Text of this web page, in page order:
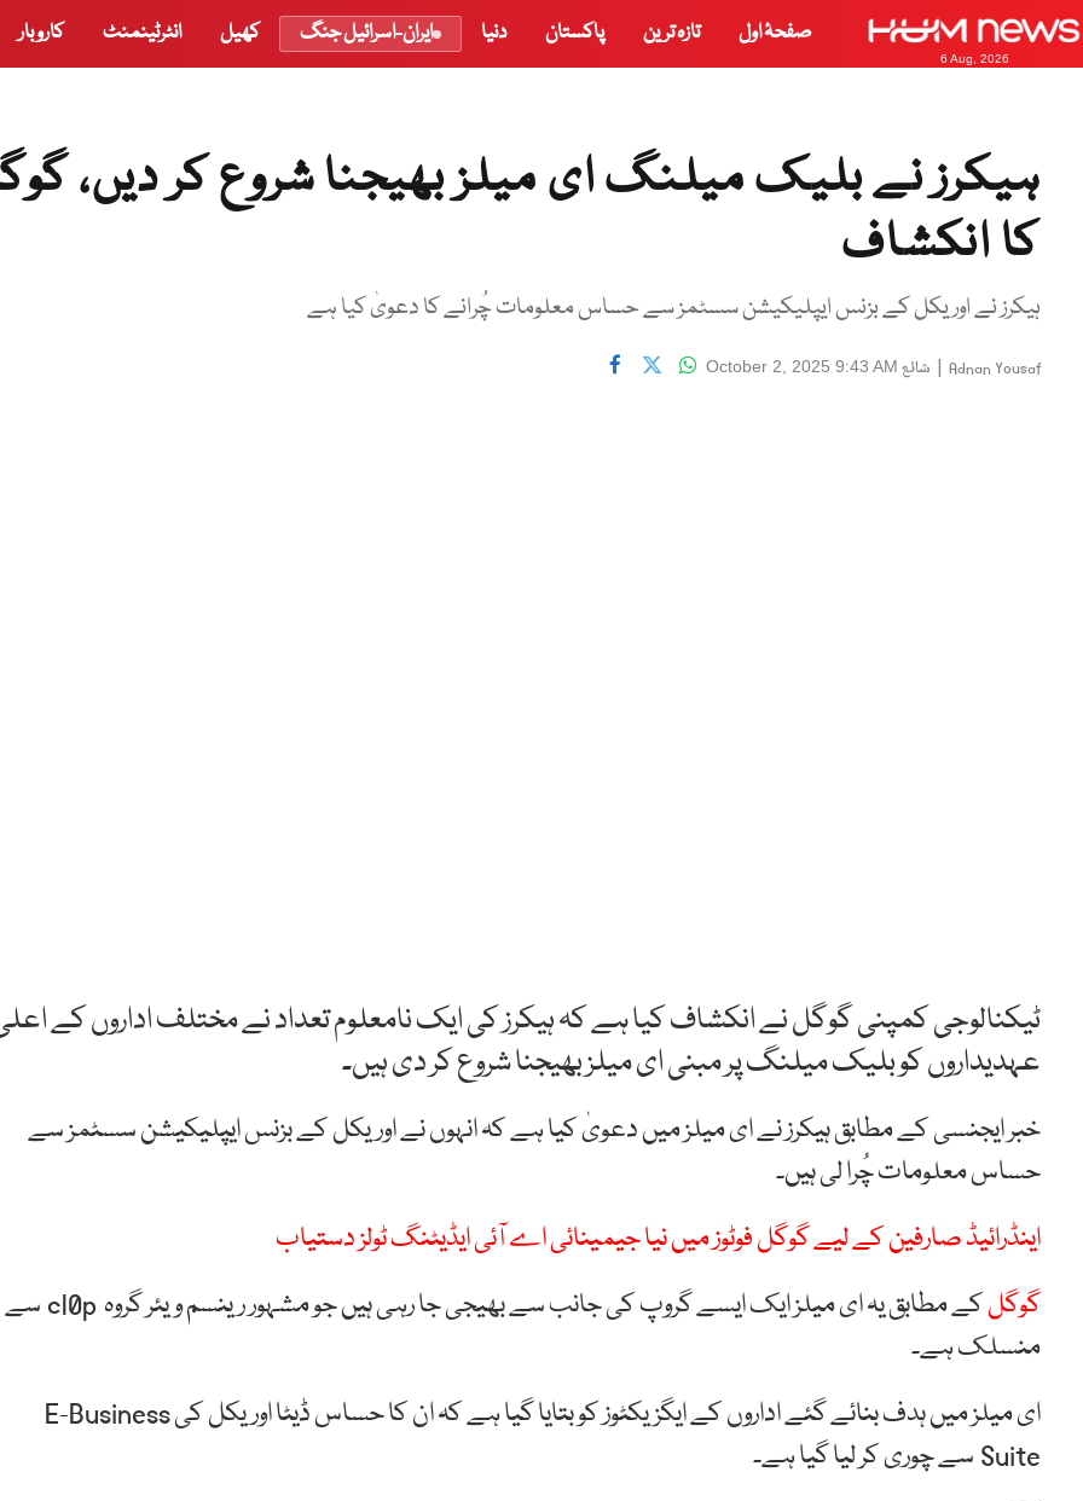
6 Aug, 2026
صفحۂ اول تازہ ترین پاکستان دنیا ایران-اسرائیل جنگ کھیل انٹرٹینمنٹ کاروبار
ہیکرز نے بلیک میلنگ ای میلز بھیجنا شروع کر دیں،
کا انکشاف
ہیکرز نے اوریکل کے بزنس ایپلیکیشن سسٹمز سے حساس معلومات چُرانے کا دعویٰ کیا ہے
Adnan Yousaf
| شائع October 2, 2025 9:43 AM
ٹیکنالوجی کمپنی گوگل نے انکشاف کیا ہے کہ ہیکرز کی ایک نامعلوم تعداد نے مختلف اداروں کے
عہدیداروں کو بلیک میلنگ پر مبنی ای میلز بھیجنا شروع کر دی ہیں۔
خبر ایجنسی کے مطابق ہیکرز نے ای میلز میں دعویٰ کیا ہے کہ انہوں نے اوریکل کے بزنس ایپلیکیشن سسٹمز سے
حساس معلومات چُرا لی ہیں۔
اینڈرائیڈ صارفین کے لیے گوگل فوٹوز میں نیا جیمینائی اے آئی ایڈیٹنگ ٹولز دستیاب
گوگل
کے مطابق یہ ای میلز ایک ایسے گروپ کی جانب سے بھیجی جا رہی ہیں جو مشہور رینسم ویئر گروہ cl0p سے
منسلک ہے۔
ای میلز میں ہدف بنائے گئے اداروں کے ایگزیکٹوز کو بتایا گیا ہے کہ ان کا حساس ڈیٹا اوریکل کی E-Business
Suite سے چوری کر لیا گیا ہے۔